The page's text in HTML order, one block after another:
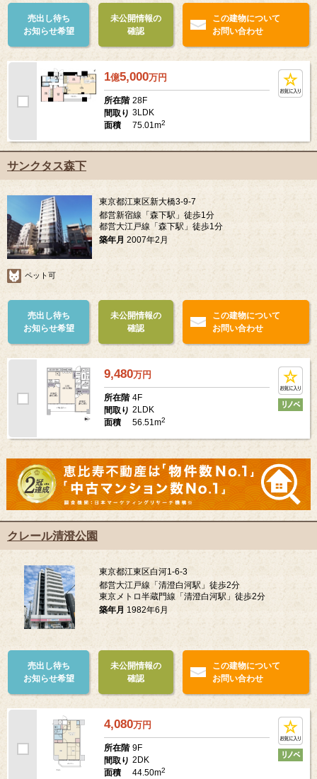
売出し待ち
お知らせ希望
未公開情報の
確認
この建物について
お問い合わせ
1億5,000万円
所在階 28F
間取り 3LDK
面積
75.01m2
サンクタス森下
東京都江東区新大橋3-9-7
都営新宿線「森下駅」徒歩1分
都営大江戸線「森下駅」徒歩1分
築年月 2007年2月
ペット可
売出し待ち
お知らせ希望
未公開情報の
確認
この建物について
お問い合わせ
9,480万円
所在階 4F
間取り 2LDK
面積
56.51m2
クレール清澄公園
東京都江東区白河1-6-3
都営大江戸線「清澄白河駅」徒歩2分
東京メトロ半蔵門線「清澄白河駅」徒歩2分
築年月 1982年6月
売出し待ち
お知らせ希望
未公開情報の
確認
この建物について
お問い合わせ
4,080万円
所在階 9F
間取り 2DK
面積
44.50m2